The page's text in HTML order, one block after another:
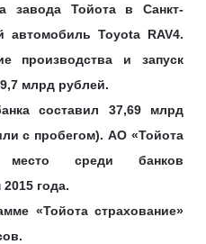
завода Тойота в Санкт-
автомобиль Toyota RAV4.
производства и запуск
млрд рублей.
составил 37,69 млрд
с пробегом). АО «Тойота
среди банков
года.
«Тойота страхование»